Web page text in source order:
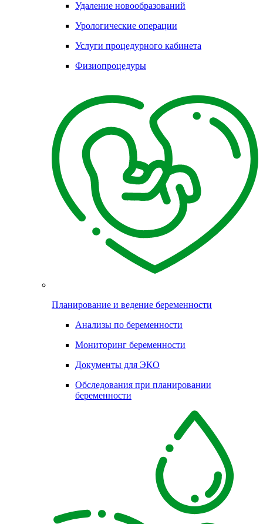
Удаление новообразований
Урологические операции
Услуги процедурного кабинета
Физиопроцедуры
Планирование и ведение беременности
Анализы по беременности
Мониторинг беременности
Документы для ЭКО
Обследования при планировании
беременности